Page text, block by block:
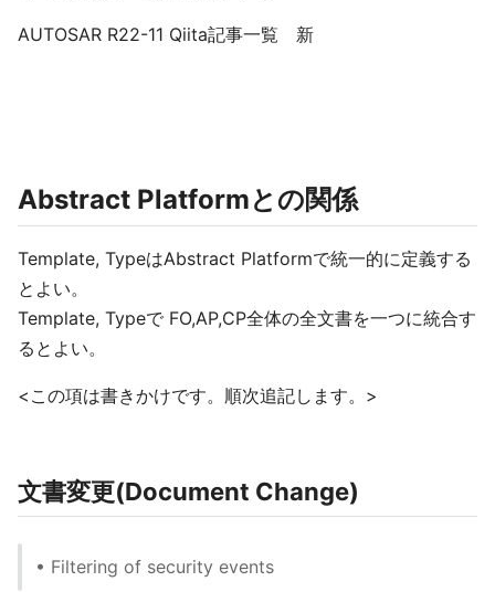
AUTOSAR R22-11 Qiita記事一覧 新
Abstract Platformとの関係
Template, TypeはAbstract Platformで統一的に定義する
とよい。
Template, Typeで FO,AP,CP全体の全文書を一つに統合す
るとよい。
<この項は書きかけです。順次追記します。>
文書変更(Document Change)
• Filtering of security events